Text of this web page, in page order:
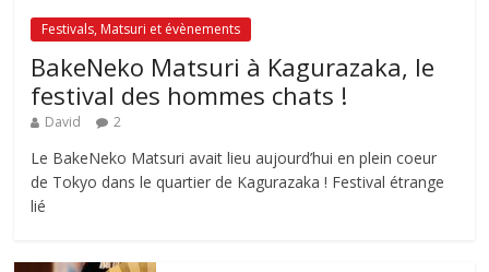
Festivals, Matsuri et évènements
BakeNeko Matsuri à Kagurazaka, le
festival des hommes chats !
David 2
Le BakeNeko Matsuri avait lieu aujourd’hui en plein coeur
de Tokyo dans le quartier de Kagurazaka ! Festival étrange
lié